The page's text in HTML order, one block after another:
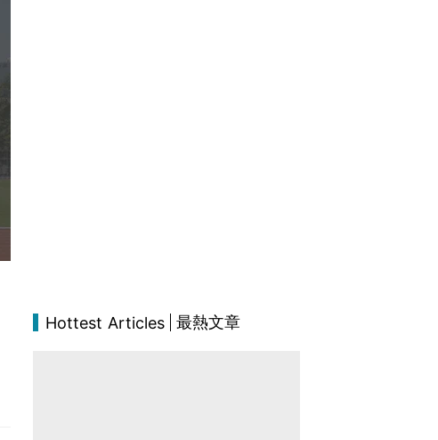
Hottest Articles 最熱文章